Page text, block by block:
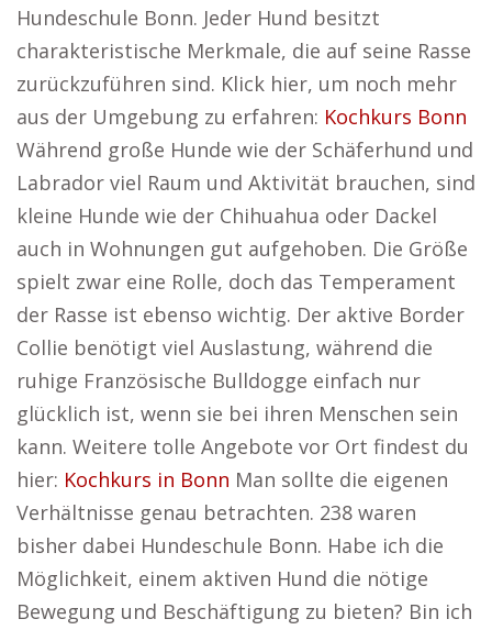
Hundeschule Bonn. Jeder Hund besitzt
charakteristische Merkmale, die auf seine Rasse
zurückzuführen sind. Klick hier, um noch mehr
aus der Umgebung zu erfahren: Kochkurs Bonn
Während große Hunde wie der Schäferhund und
Labrador viel Raum und Aktivität brauchen, sind
kleine Hunde wie der Chihuahua oder Dackel
auch in Wohnungen gut aufgehoben. Die Größe
spielt zwar eine Rolle, doch das Temperament
der Rasse ist ebenso wichtig. Der aktive Border
Collie benötigt viel Auslastung, während die
ruhige Französische Bulldogge einfach nur
glücklich ist, wenn sie bei ihren Menschen sein
kann. Weitere tolle Angebote vor Ort findest du
hier: Kochkurs in Bonn Man sollte die eigenen
Verhältnisse genau betrachten. 238 waren
bisher dabei Hundeschule Bonn. Habe ich die
Möglichkeit, einem aktiven Hund die nötige
Bewegung und Beschäftigung zu bieten? Bin ich